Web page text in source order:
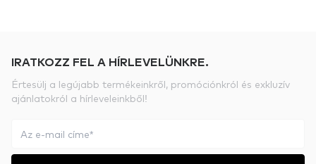
IRATKOZZ FEL A HÍRLEVELÜNKRE.
Értesülj a legújabb termékeinkről, promóciónkról és exkluzív
ajánlatokról a hírleveleinkből!